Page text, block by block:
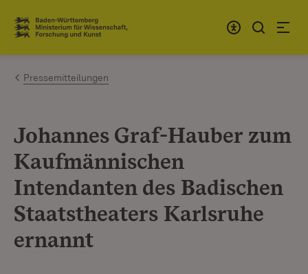
Zum Inhalt springen
Link zur Startseite
Pressemitteilungen
Johannes Graf-Hauber zum
Kaufmännischen
Intendanten des Badischen
Staatstheaters Karlsruhe
ernannt